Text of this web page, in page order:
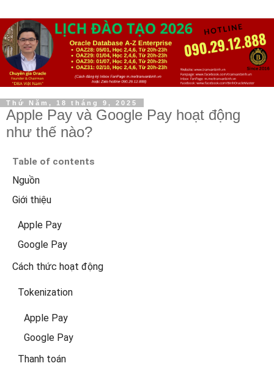
Thứ Năm, 18 tháng 9, 2025
Apple Pay và Google Pay hoạt động
như thế nào?
Table of contents
Nguồn
Giới thiệu
Apple Pay
Google Pay
Cách thức hoạt động
Tokenization
Apple Pay
Google Pay
Thanh toán